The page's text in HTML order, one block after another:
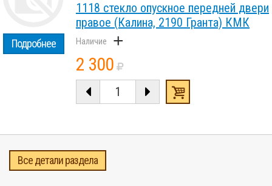
Подробнее
1118 стекло опускное передней двери
правое (Калина, 2190 Гранта) КМК
+
2 300
Все детали раздела